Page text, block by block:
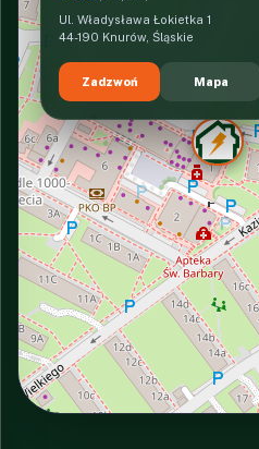
Ul. Władysława Łokietka 1
44-190 Knurów, Śląskie
Zadzwoń Mapa